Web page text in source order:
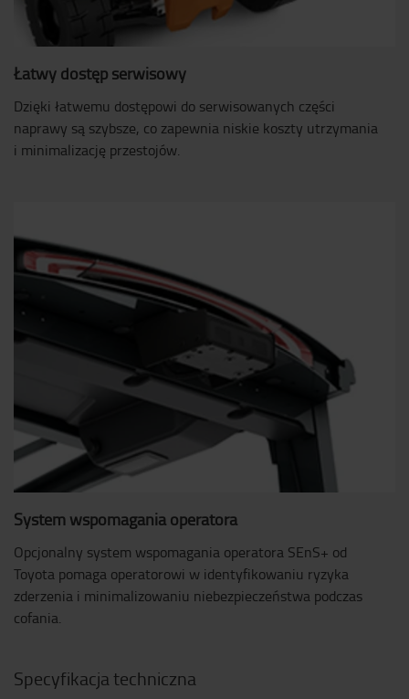
Łatwy dostęp serwisowy
Dzięki łatwemu dostępowi do serwisowanych części
naprawy są szybsze, co zapewnia niskie koszty utrzymania
i minimalizację przestojów.
System wspomagania operatora
Opcjonalny system wspomagania operatora SEnS+ od
Toyota pomaga operatorowi w identyfikowaniu ryzyka
zderzenia i minimalizowaniu niebezpieczeństwa podczas
cofania.
Specyfikacja techniczna